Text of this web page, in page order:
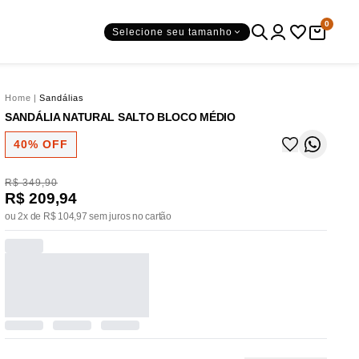
Selecione seu tamanho
0
Home | Sandálias
SANDÁLIA NATURAL SALTO BLOCO MÉDIO
40% OFF
R$ 349,90
R$ 209,94
ou 2x de R$ 104,97 sem juros no cartão